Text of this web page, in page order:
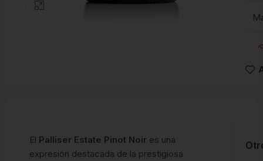
Clic para ampliar
El Palliser Estate Pinot Noir es una
expresión destacada de la prestigiosa